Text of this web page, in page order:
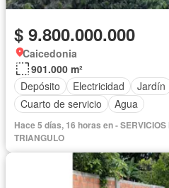
$ 9.800.000.000
Caicedonia
901.000 m²
Depósito
Electricidad Jardín
Cuarto de servicio
Agua
Hace 5 días, 16 horas en -
TRIANGULO